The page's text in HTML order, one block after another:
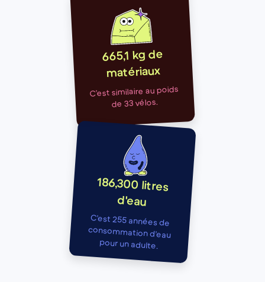
665,1 kg de
matériaux
C’est similaire au poids
de 33 vélos.
186,300 litres
d'eau
C’est 255 années de
consommation d’eau
pour un adulte.